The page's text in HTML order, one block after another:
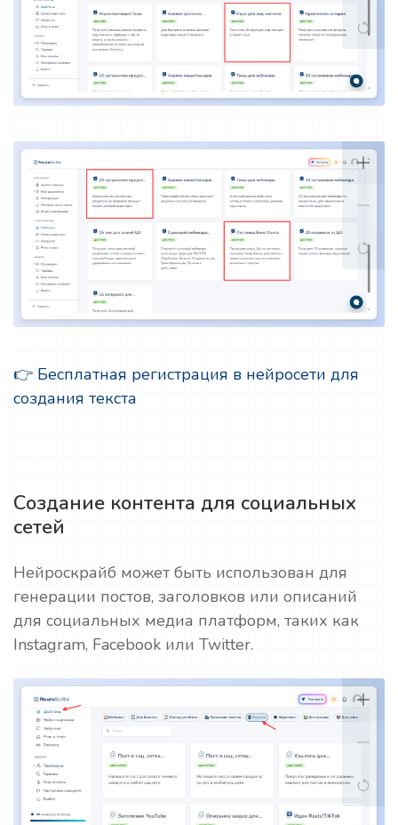
👉 Бесплатная регистрация в нейросети для
создания текста
Создание контента для социальных
сетей
Нейроскрайб может быть использован для
генерации постов, заголовков или описаний
для социальных медиа платформ, таких как
Instagram, Facebook или Twitter.